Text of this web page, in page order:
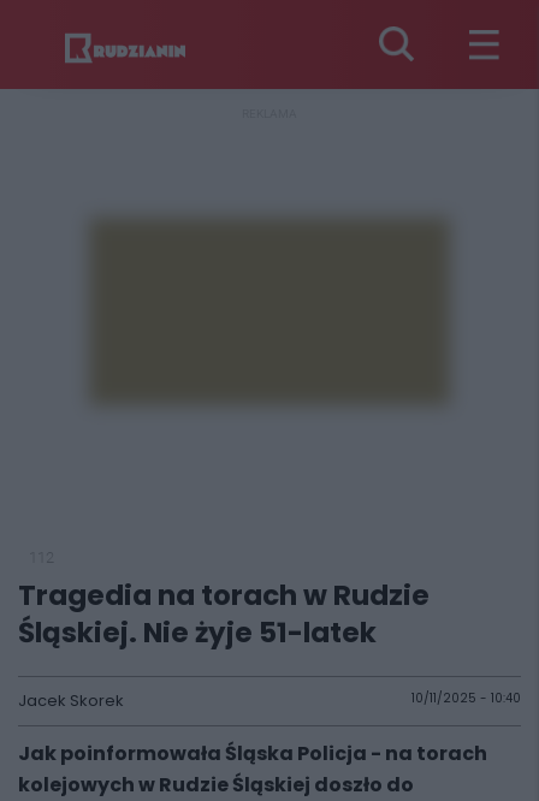
Tragedia na torach w Rudzie
Śląskiej. Nie żyje 51-latek
Jacek Skorek 10/11/2025 - 10:40
Jak poinformowała Śląska Policja - na torach
kolejowych w Rudzie Śląskiej doszło do